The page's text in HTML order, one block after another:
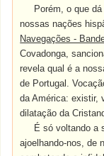
Porém, o que
nossas nações
Navegações -
Covadonga,
revela qual é a
de Portugal.
da América: existir,
dilatação da
É só voltando a
ajoelhando-nos, de